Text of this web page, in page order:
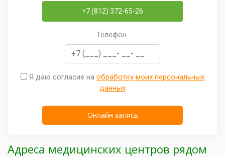
+7 (812) 372-65-26
Телефон
Я даю согласие на обработку моих персональных
данных
Адреса медицинских центров рядом